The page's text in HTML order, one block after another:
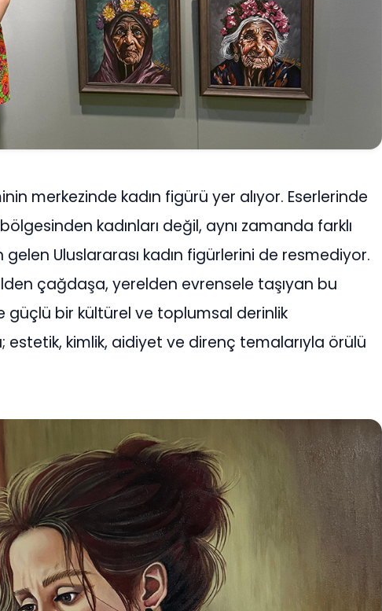
merkezinde kadın figürü yer alıyor. Eserlerinde
kadınları değil, aynı zamanda farklı
Uluslararası kadın figürlerini de resmediyor.
çağdaşa, yerelden evrensele taşıyan bu
güçlü bir kültürel ve toplumsal derinlik
estetik, kimlik, aidiyet ve direnç temalarıyla örülü